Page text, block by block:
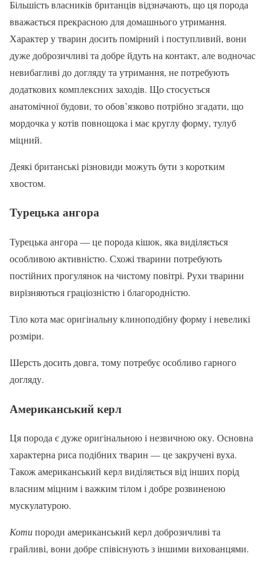
Більшість власників британців відзначають, що ця порода
вважається прекрасною для домашнього утримання.
Характер у тварин досить помірний і поступливий, вони
дуже доброзичливі та добре йдуть на контакт, але водночас
невибагливі до догляду та утримання, не потребують
додаткових комплексних заходів. Що стосується
анатомічної будови, то обов’язково потрібно згадати, що
мордочка у котів повнощока і має круглу форму, тулуб
міцний.
Деякі британські різновиди можуть бути з коротким
хвостом.
Турецька ангора
Турецька ангора — це порода кішок, яка виділяється
особливою активністю. Схожі тварини потребують
постійних прогулянок на чистому повітрі. Рухи тварини
вирізняються граціозністю і благородністю.
Тіло кота має оригінальну клиноподібну форму і невеликі
розміри.
Шерсть досить довга, тому потребує особливо гарного
догляду.
Американський керл
Ця порода є дуже оригінальною і незвичною оку. Основна
характерна риса подібних тварин — це закручені вуха.
Також американський керл виділяється від інших порід
власним міцним і важким тілом і добре розвиненою
мускулатурою.
Котипороди американський керл доброзичливі та
грайливі, вони добре співіснують з іншими вихованцями.